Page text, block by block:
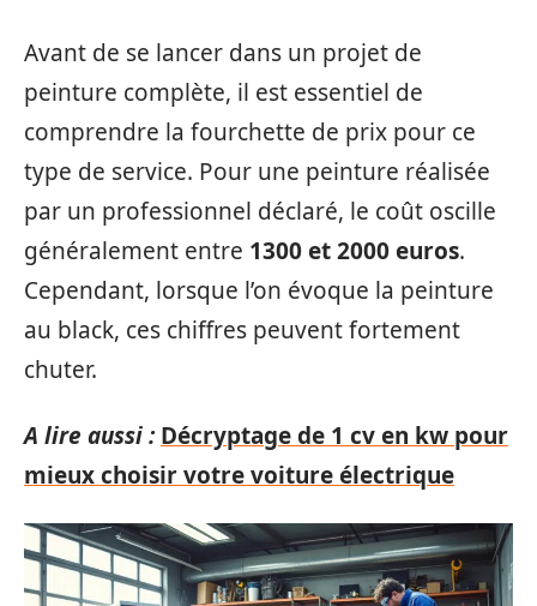
Avant de se lancer dans un projet de
peinture complète, il est essentiel de
comprendre la fourchette de prix pour ce
type de service. Pour une peinture réalisée
par un professionnel déclaré, le coût oscille
généralement entre 1300 et 2000 euros.
Cependant, lorsque l’on évoque la peinture
au black, ces chiffres peuvent fortement
chuter.
A lire aussi : Décryptage de 1 cv en kw pour
mieux choisir votre voiture électrique